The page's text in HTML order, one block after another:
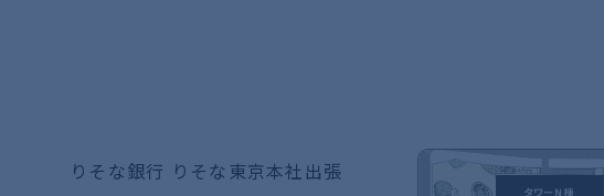
りそな銀行 りそな東京本社出張